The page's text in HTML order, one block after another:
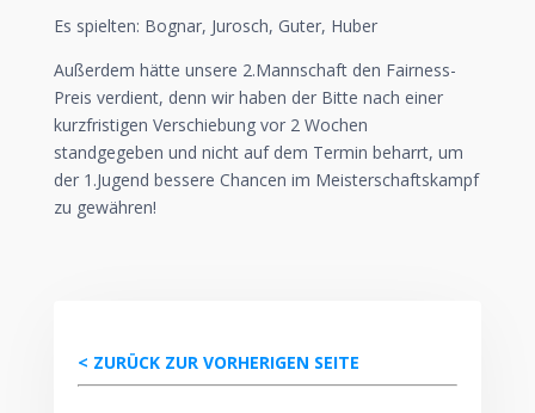
Es spielten: Bognar, Jurosch, Guter, Huber
Außerdem hätte unsere 2.Mannschaft den Fairness-
Preis verdient, denn wir haben der Bitte nach einer
kurzfristigen Verschiebung vor 2 Wochen
standgegeben und nicht auf dem Termin beharrt, um
der 1.Jugend bessere Chancen im Meisterschaftskampf
zu gewähren!
< ZURÜCK ZUR VORHERIGEN SEITE